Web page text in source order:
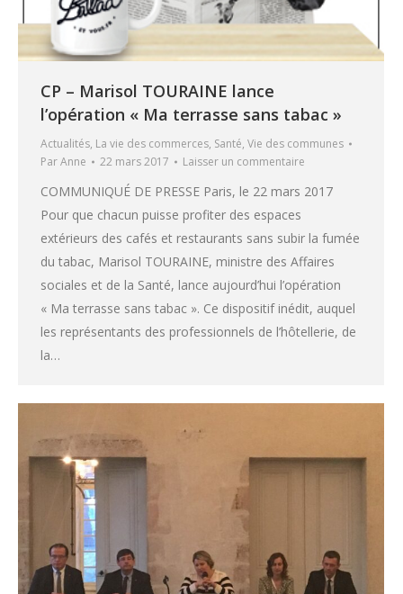
CP – Marisol TOURAINE lance
l’opération « Ma terrasse sans tabac »
Actualités, La vie des commerces, Santé, Vie des communes
ParAnne 22 mars 2017 Laisser un commentaire
COMMUNIQUÉ DE PRESSE Paris, le 22 mars 2017
Pour que chacun puisse profiter des espaces
extérieurs des cafés et restaurants sans subir la fumée
du tabac, Marisol TOURAINE, ministre des Affaires
sociales et de la Santé, lance aujourd’hui l’opération
« Ma terrasse sans tabac ». Ce dispositif inédit, auquel
les représentants des professionnels de l’hôtellerie, de
la…